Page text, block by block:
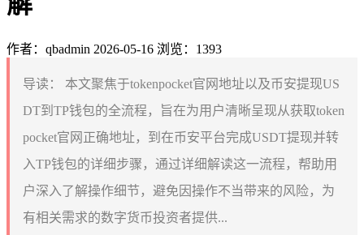
作者：qbadmin 2026-05-16 浏览：1393
导读：
本文聚焦于tokenpocket官网地址以及币安提现US
DT到TP钱包的全流程，旨在为用户清晰呈现从获取token
pocket官网正确地址，到在币安平台完成USDT提现并转
入TP钱包的详细步骤，通过详细解读这一流程，帮助用
户深入了解操作细节，避免因操作不当带来的风险，为
有相关需求的数字货币投资者提供...